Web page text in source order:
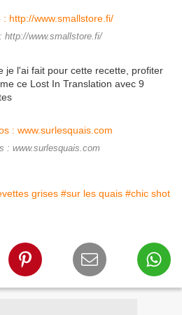
http://www.smallstore.fi/
je l'ai fait pour cette recette, profiter
ce Lost In Translation avec 9
: www.surlesquais.com
grises #sur les quais #chic shot